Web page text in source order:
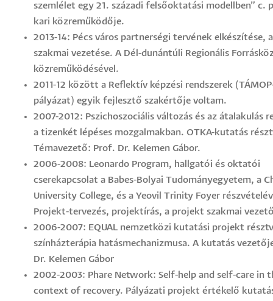
szemlélet egy 21. századi felsőoktatási modellben” c.
kari közreműködője.
2013-14: Pécs város partnerségi tervének elkészítése,
szakmai vezetése. A Dél-dunántúli Regionális
közreműködésével.
2011-12 között a Reflektív képzési rendszerek
pályázat) egyik fejlesztő szakértője voltam.
2007-2012: Pszichoszociális változás és az átalakulás
a tizenkét lépéses mozgalmakban. OTKA-kutatás
Témavezető: Prof. Dr. Kelemen Gábor.
2006-2008: Leonardo Program, hallgatói és oktatói
cserekapcsolat a Babes-Bolyai Tudományegyetem, a
University College, és a Yeovil Trinity Foyer
Projekt-tervezés, projektírás, a projekt szakmai
2006-2007: EQUAL nemzetközi kutatási projekt
színházterápia hatásmechanizmusa. A kutatás
Dr. Kelemen Gábor
2002-2003: Phare Network: Self-help and self-care in
context of recovery. Pályázati projekt értékelő